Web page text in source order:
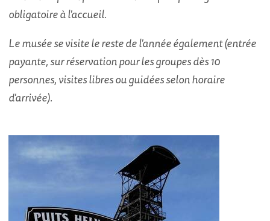
obligatoire à l'accueil.
Le musée se visite le reste de l'année également (entrée
payante, sur réservation pour les groupes dès 10
personnes, visites libres ou guidées selon horaire
d'arrivée).